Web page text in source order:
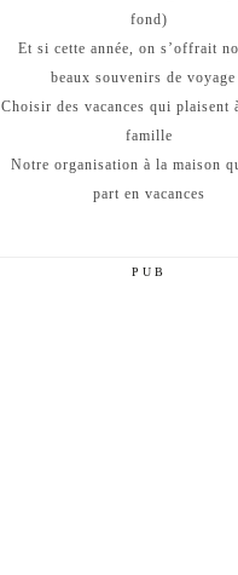
fond)
Et si cette année, on s’offrait
beaux souvenirs de voyage
Choisir des vacances qui plaisent
famille
Notre organisation à la maison
part en vacances
PUB